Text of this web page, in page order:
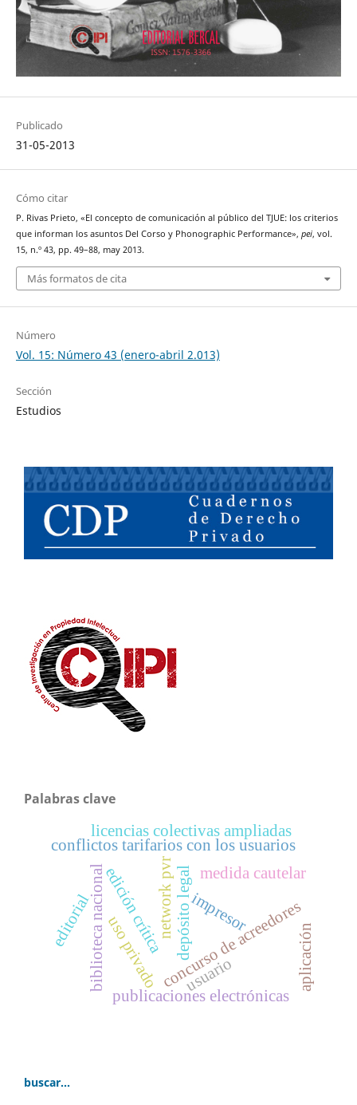
Publicado
31-05-2013
Cómo citar
P. Rivas Prieto, «El concepto de comunicación al público del TJUE: los criterios
que informan los asuntos Del Corso y Phonographic Performance», pei, vol.
15, n.º 43, pp. 49–88, may 2013.
Más formatos de cita
Número
Vol. 15: Número 43 (enero-abril 2.013)
Sección
Estudios
Palabras clave
edición críticaconcurso de acreedores
biblioteca nacional
publicaciones electrónicas
conflictos tarifarios con los usuarios
editorial impresor
depósito legal
usuario
licencias colectivas ampliadas
network pvr
uso privado
medida cautelar
aplicación
buscar...